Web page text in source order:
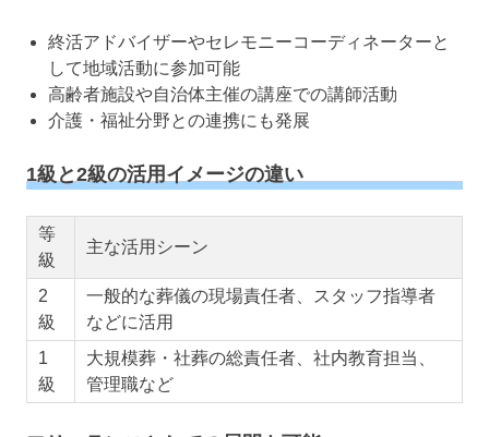
終活アドバイザーやセレモニーコーディネーターと
して地域活動に参加可能
高齢者施設や自治体主催の講座での講師活動
介護・福祉分野との連携にも発展
1級と2級の活用イメージの違い
等
級
主な活用シーン
2
級
一般的な葬儀の現場責任者、スタッフ指導者
などに活用
1
級
大規模葬・社葬の総責任者、社内教育担当、
管理職など